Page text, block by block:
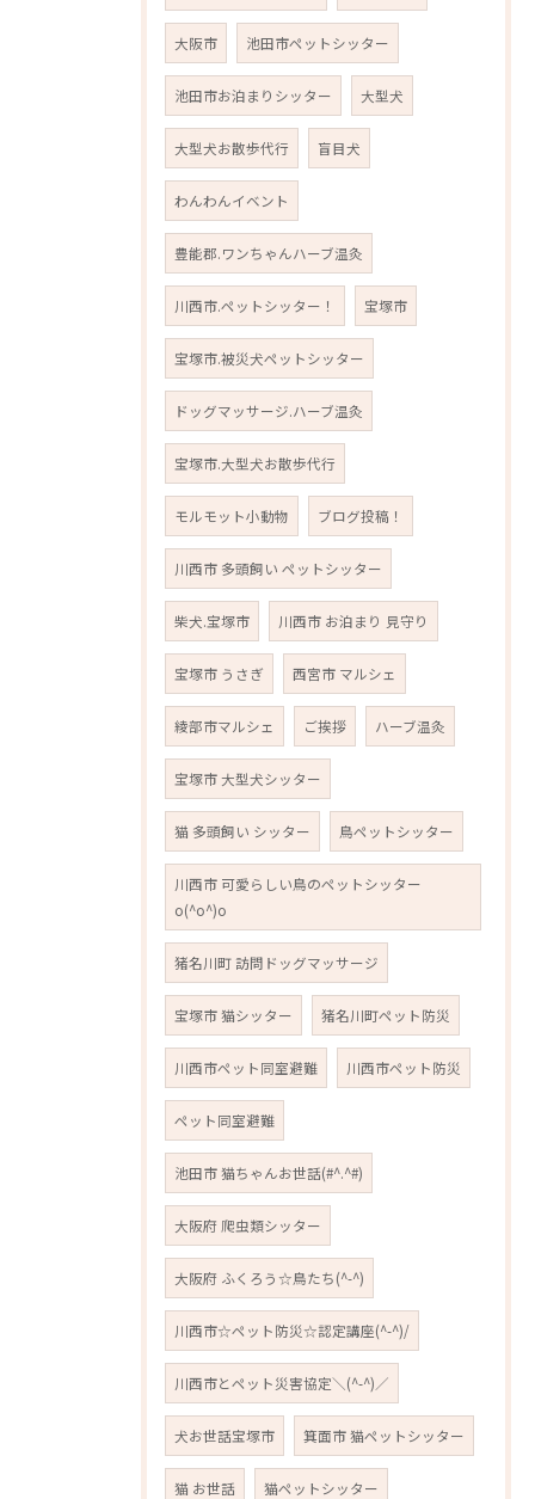
大阪市 池田市ペットシッター
池田市お泊まりシッター 大型犬
大型犬お散歩代行 盲目犬
わんわんイベント
豊能郡.ワンちゃんハーブ温灸
川西市.ペットシッター！ 宝塚市
宝塚市.被災犬ペットシッター
ドッグマッサージ.ハーブ温灸
宝塚市.大型犬お散歩代行
モルモット小動物 ブログ投稿！
川西市 多頭飼い ペットシッター
柴犬.宝塚市 川西市 お泊まり 見守り
宝塚市 うさぎ 西宮市 マルシェ
綾部市マルシェ ご挨拶 ハーブ温灸
宝塚市 大型犬シッター
猫 多頭飼い シッター 鳥ペットシッター
川西市 可愛らしい鳥のペットシッター
o(^o^)o
猪名川町 訪問ドッグマッサージ
宝塚市 猫シッター 猪名川町ペット防災
川西市ペット同室避難 川西市ペット防災
ペット同室避難
池田市 猫ちゃんお世話(#^.^#)
大阪府 爬虫類シッター
大阪府 ふくろう☆鳥たち(^-^)
川西市☆ペット防災☆認定講座(^-^)/
川西市とペット災害協定＼(^-^)／
犬お世話宝塚市 箕面市 猫ペットシッター
猫 お世話 猫ペットシッター